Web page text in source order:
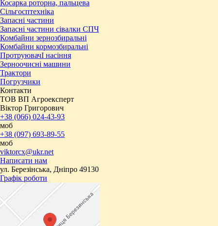
Косарка роторна, пальцева
Сільгосптехніка
Запасні частини
Запасні частини сівалки СПЧ
Комбайни зернозбиральні
Комбайни кормозбиральні
ПротруювачІ насіння
Зерноочисні машини
Трактори
Погрузчики
Контакти
ТОВ ВП Агроексперт
Віктор Григорович
+38 (066) 024-43-93
моб
+38 (097) 693-89-55
моб
viktorcx@ukr.net
Написати нам
ул. Березінська, Дніпро 49130
Графік роботи